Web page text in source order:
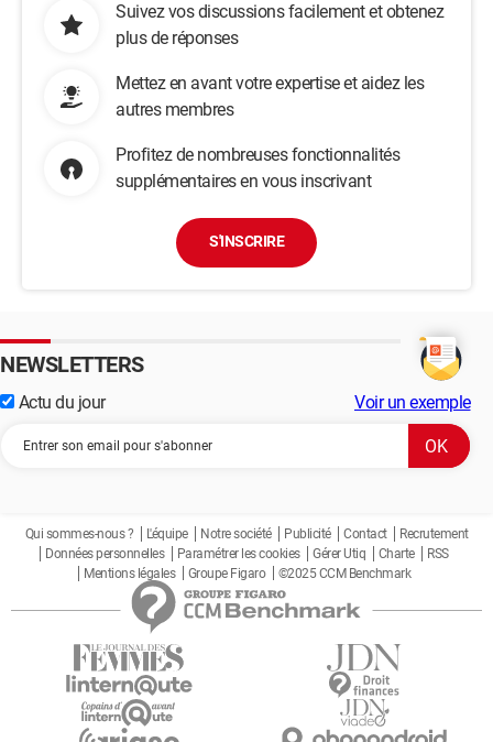
Suivez vos discussions facilement et obtenez
plus de réponses
Mettez en avant votre expertise et aidez les
autres membres
Profitez de nombreuses fonctionnalités
supplémentaires en vous inscrivant
S'INSCRIRE
NEWSLETTERS
Actu du jour Voir un exemple
Qui sommes-nous ? L'équipe Notre société Publicité Contact
Recrutement
Données personnelles
Paramétrer les cookies Gérer Utiq Charte
RSS
Mentions légales
Groupe Figaro ©2025 CCM Benchmark